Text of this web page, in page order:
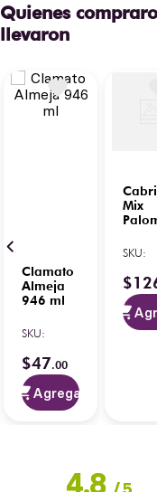
Quienes
llevaron
opiniones
Clamato
Almeja
946 ml
SKU:
$47.00
Agregar
Mix
Pres
355
SKU:
$